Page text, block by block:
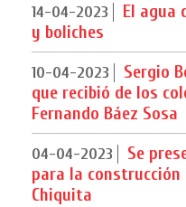
14-04-2023
El agua
y boliches
10-04-2023
Sergio
que recibió de los
Fernando Báez Sosa
04-04-2023
Se
para la construcción
Chiquita